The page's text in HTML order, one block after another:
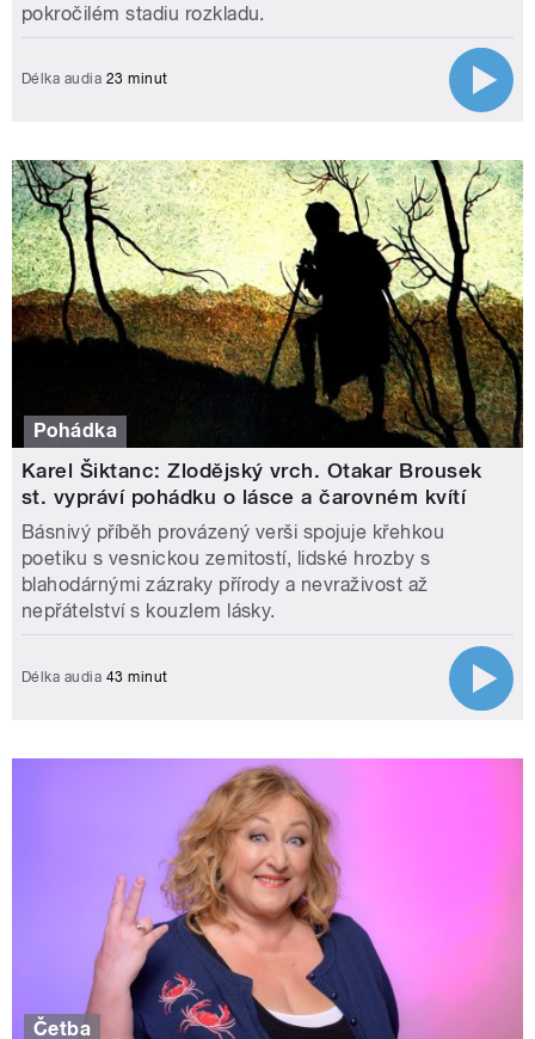
pokročilém stadiu rozkladu.
Délka audia 23 minut
Pohádka
Karel Šiktanc: Zlodějský vrch. Otakar Brousek
st. vypráví pohádku o lásce a čarovném kvítí
Básnivý příběh provázený verši spojuje křehkou
poetiku s vesnickou zemitostí, lidské hrozby s
blahodárnými zázraky přírody a nevraživost až
nepřátelství s kouzlem lásky.
Délka audia 43 minut
Četba